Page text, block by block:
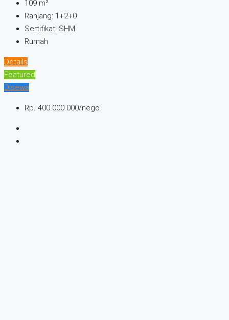
109 m²
Ranjang: 1+2+0
Sertifikat: SHM
Rumah
Details
Featured
Disewa
Rp. 400.000.000/nego